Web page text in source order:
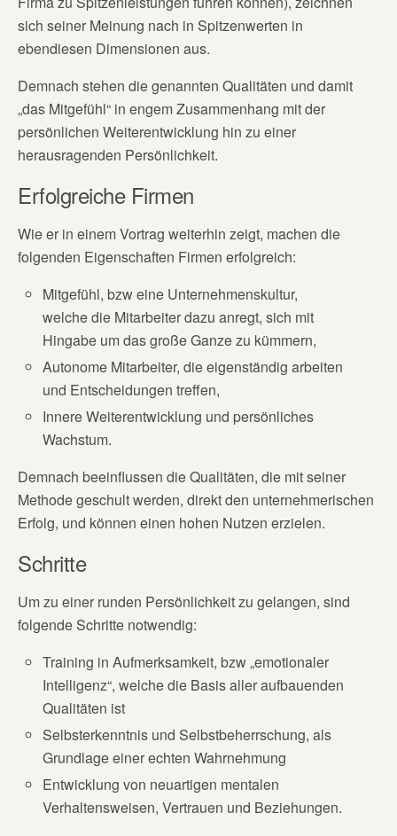
sich seiner Meinung nach in Spitzenwerten in
ebendiesen Dimensionen aus.
Demnach stehen die genannten Qualitäten und damit
„das Mitgefühl“ in engem Zusammenhang mit der
persönlichen Weiterentwicklung hin zu einer
herausragenden Persönlichkeit.
Erfolgreiche Firmen
Wie er in einem Vortrag weiterhin zeigt, machen die
folgenden Eigenschaften Firmen erfolgreich:
Mitgefühl, bzw eine Unternehmenskultur,
welche die Mitarbeiter dazu anregt, sich mit
Hingabe um das große Ganze zu kümmern,
Autonome Mitarbeiter, die eigenständig arbeiten
und Entscheidungen treffen,
Innere Weiterentwicklung und persönliches
Wachstum.
Demnach beeinflussen die Qualitäten, die mit seiner
Methode geschult werden, direkt den unternehmerischen
Erfolg, und können einen hohen Nutzen erzielen.
Schritte
Um zu einer runden Persönlichkeit zu gelangen, sind
folgende Schritte notwendig:
Training in Aufmerksamkeit, bzw „emotionaler
Intelligenz“, welche die Basis aller aufbauenden
Qualitäten ist
Selbsterkenntnis und Selbstbeherrschung, als
Grundlage einer echten Wahrnehmung
Entwicklung von neuartigen mentalen
Verhaltensweisen, Vertrauen und Beziehungen.